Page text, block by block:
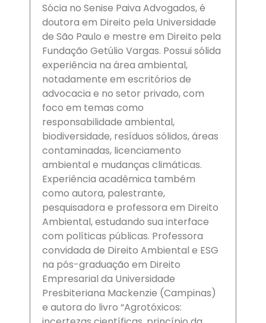
Sócia no Senise Paiva Advogados, é
doutora em Direito pela Universidade
de São Paulo e mestre em Direito pela
Fundação Getúlio Vargas. Possui sólida
experiência na área ambiental,
notadamente em escritórios de
advocacia e no setor privado, com
foco em temas como
responsabilidade ambiental,
biodiversidade, resíduos sólidos, áreas
contaminadas, licenciamento
ambiental e mudanças climáticas.
Experiência acadêmica também
como autora, palestrante,
pesquisadora e professora em Direito
Ambiental, estudando sua interface
com políticas públicas. Professora
convidada de Direito Ambiental e ESG
na pós-graduação em Direito
Empresarial da Universidade
Presbiteriana Mackenzie (Campinas)
e autora do livro “Agrotóxicos: